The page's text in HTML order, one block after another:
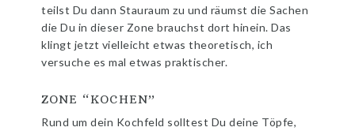
teilst Du dann Stauraum zu und räumst die Sachen
die Du in dieser Zone brauchst dort hinein. Das
klingt jetzt vielleicht etwas theoretisch, ich
versuche es mal etwas praktischer.
ZONE “KOCHEN”
Rund um dein Kochfeld solltest Du deine Töpfe,